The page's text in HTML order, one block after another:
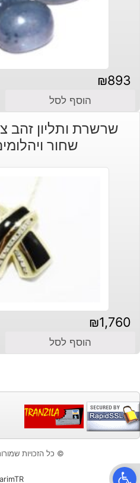
₪893
הוסף לסל
שרשרת ותליון זהב
שחור ויהלומים 6.15
₪1,760
הוסף לסל
© כל הזכויות
פתח סרגל נגישות